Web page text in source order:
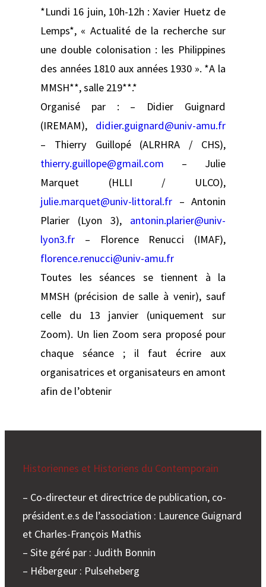
*Lundi 16 juin, 10h-12h : Xavier Huetz de
Lemps*, « Actualité de la recherche sur
une double colonisation : les Philippines
des années 1810 aux années 1930 ». *A la
MMSH**, salle 219**.*
Organisé par : – Didier Guignard
(IREMAM), didier.guignard@univ-amu.fr
– Thierry Guillopé (ALRHRA / CHS),
thierry.guillope@gmail.com – Julie
Marquet (HLLI / ULCO),
julie.marquet@univ-littoral.fr – Antonin
Plarier (Lyon 3), antonin.plarier@univ-
lyon3.fr – Florence Renucci (IMAF),
florence.renucci@univ-amu.fr
Toutes les séances se tiennent à la
MMSH (précision de salle à venir), sauf
celle du 13 janvier (uniquement sur
Zoom). Un lien Zoom sera proposé pour
chaque séance ; il faut écrire aux
organisatrices et organisateurs en amont
afin de l’obtenir
Historiennes et Historiens du Contemporain
– Co-directeur et directrice de publication, co-
président.e.s de l’association : Laurence Guignard
et Charles-François Mathis
– Site géré par : Judith Bonnin
– Hébergeur : Pulseheberg